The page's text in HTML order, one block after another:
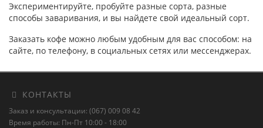
Экспериментируйте, пробуйте разные сорта, разные
способы заваривания, и вы найдете свой идеальный сорт.
Заказать кофе можно любым удобным для вас способом: на
сайте, по телефону, в социальных сетях или мессенджерах.
КОНТАКТЫ
Заказ и консультации: (067) 009 08 42
Время работы: Пн-Пт 10:00 - 18:00